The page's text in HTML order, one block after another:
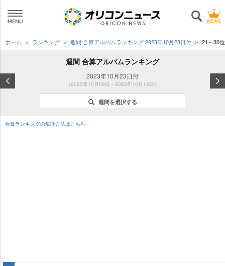
ホーム ランキング 週間 合算アルバムランキング 2023年10月23日付 21～30位
週間 合算アルバムランキング
2023年10月23日付
（2023年10月09日～2023年10月15日）
週間を選択する
合算ランキングの集計方法はこちら